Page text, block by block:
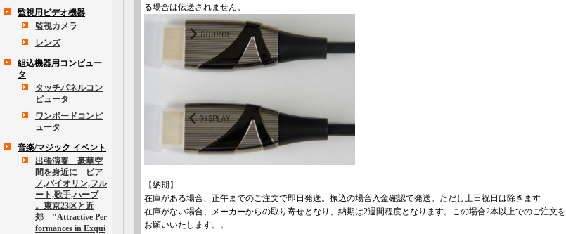
監視用ビデオ機器
監視カメラ
レンズ
組込機器用コンピュー
タ
タッチパネルコン
ピュータ
ワンボードコンピ
ュータ
音楽/マジック イベント
出張演奏 豪華空
間を身近に ピア
ノ,バイオリン,フル
ート,歌手,ハーブ
。東京23区と近
郊 "Attractive Per
formances in Exqui
る場合は伝送されません。
【納期】
在庫がある場合、正午までのご注文で即日発送。振込の場合入金確認で発送。ただし土日祝日は除きます
在庫がない場合、メーカーからの取り寄せとなり、納期は2週間程度となります。この場合2本以上でのご注文を
お願いいたします。。